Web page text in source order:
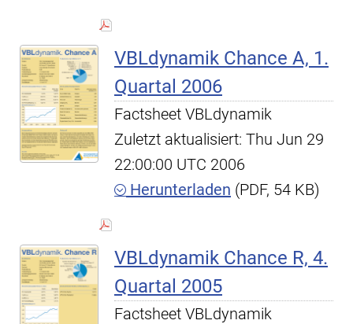
VBLdynamik Chance A, 1.
Quartal 2006
Factsheet VBLdynamik
Zuletzt aktualisiert: Thu Jun 29
22:00:00 UTC 2006
Herunterladen (PDF, 54 KB)
VBLdynamik Chance R, 4.
Quartal 2005
Factsheet VBLdynamik